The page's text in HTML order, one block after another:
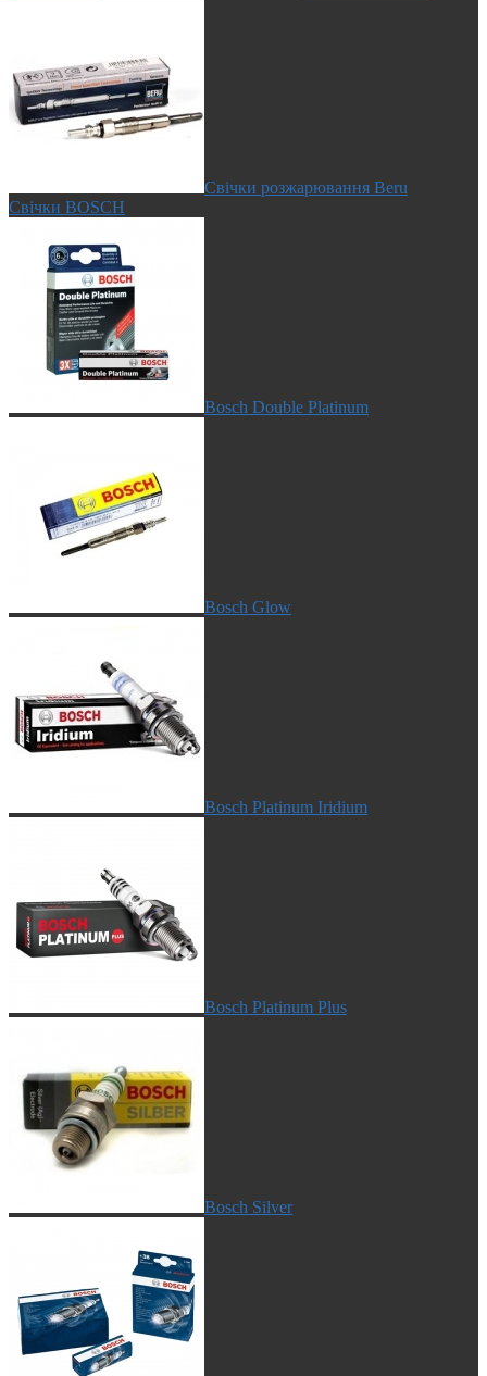
Свічки розжарювання Beru
Свічки BOSCH
Bosch Double Platinum
Bosch Glow
Bosch Platinum Iridium
Bosch Platinum Plus
Bosch Silver